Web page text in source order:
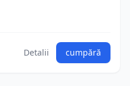
Detalii cumpără